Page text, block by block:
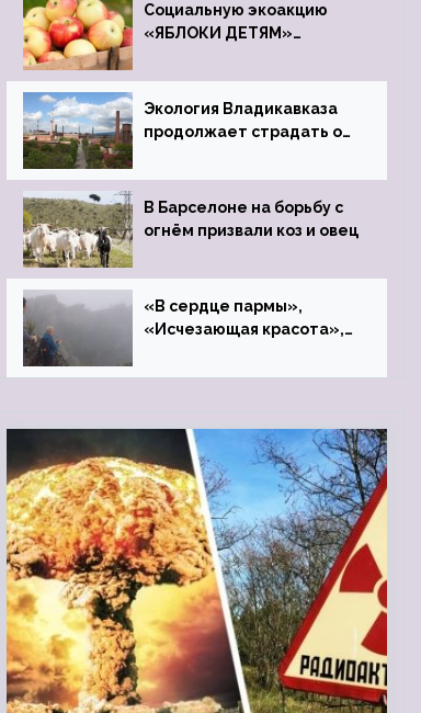
Социальную экоакцию
«ЯБЛОКИ ДЕТЯМ»
Экология Владикавказа
продолжает страдать от
завода
В Барселоне на борьбу с
огнём призвали коз и овец
«В сердце пармы»,
«Исчезающая красота»,